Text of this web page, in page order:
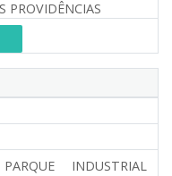
PROVIDÊNCIAS
INDUSTRIAL